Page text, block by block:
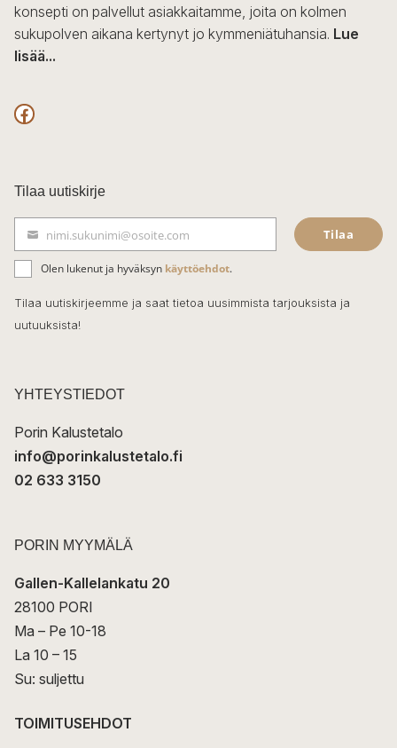
konsepti on palvellut asiakkaitamme, joita on kolmen
sukupolven aikana kertynyt jo kymmeniätuhansia. Lue
lisää...
F
c
e
b
o
o
k
Tilaa uutiskirje
ä
h
k
t
nimi.sukunimi@osoite.com Tilaa
Olen lukenut ja hyväksyn käyttöehdot.
Tilaa uutiskirjeemme ja saat tietoa uusimmista tarjouksista ja
uutuuksista!
YHTEYSTIEDOT
Porin Kalustetalo
info@porinkalustetalo.fi
02 633 3150
PORIN MYYMÄLÄ
Gallen-Kallelankatu 20
28100 PORI
Ma – Pe 10-18
La 10 – 15
Su: suljettu
TOIMITUSEHDOT